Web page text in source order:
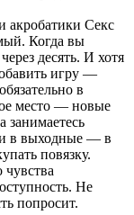
акробатики Секс
Когда вы
десять. И хотя
игру —
в
место — новые
в выходные — в
повязку.
Не
попросит.